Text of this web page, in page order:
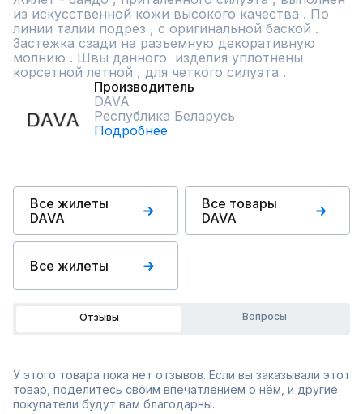
из искусственной кожи высокого качества . По
линии талии подрез , с оригинальной баской .
Застежка сзади на разъемную декоративную
молнию . Швы данного  изделия уплотнены
корсетной летной , для четкого силуэта .
Производитель
DAVA
Республика Беларусь
Подробнее
Все жилеты
DAVA
Все товары
DAVA
Все жилеты
Отзывы Вопросы
У этого товара пока нет отзывов. Если вы заказывали этот
товар, поделитесь своим впечатлением о нём, и другие
покупатели будут вам благодарны.